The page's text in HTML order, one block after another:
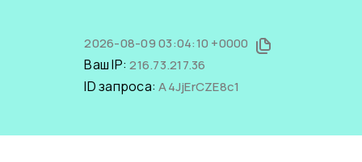
2026-08-09 03:04:10 +0000
Ваш IP:216.73.217.36
ID запроса:A4JjErCZE8c1